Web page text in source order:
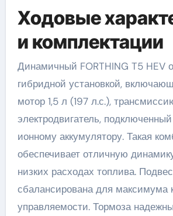
Ходовые
и комплектации
Динамичный FORTHING T5 HEV
гибридной установкой,
мотор 1,5 л (197 л.с.),
электродвигатель,
ионному аккумулятору. Такая
обеспечивает отличную
низких расходах топлива.
сбалансирована для максимума
управляемости. Тормоза